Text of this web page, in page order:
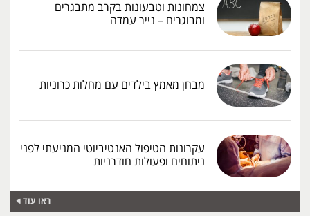
צמחונות וטבעונות בקרב מתבגרים
ומבוגרים – נייר עמדה
מבחן מאמץ בילדים עם מחלות כרוניות
עקרונות הטיפול האנטיביוטי המניעתי לפני
ניתוחים ופעולות חודרניות
ראו עוד